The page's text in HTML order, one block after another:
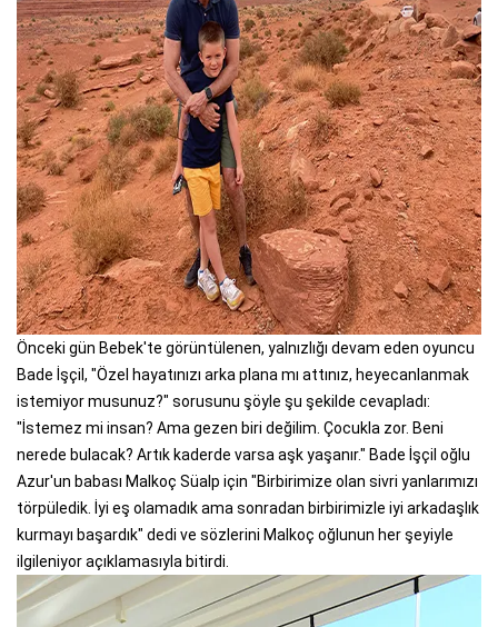
Önceki gün Bebek'te görüntülenen, yalnızlığı devam eden oyuncu
Bade İşçil, "Özel hayatınızı arka plana mı attınız, heyecanlanmak
istemiyor musunuz?" sorusunu şöyle şu şekilde cevapladı:
"İstemez mi insan? Ama gezen biri değilim. Çocukla zor. Beni
nerede bulacak? Artık kaderde varsa aşk yaşanır." Bade İşçil oğlu
Azur'un babası Malkoç Süalp için "Birbirimize olan sivri yanlarımızı
törpüledik. İyi eş olamadık ama sonradan birbirimizle iyi arkadaşlık
kurmayı başardık" dedi ve sözlerini Malkoç oğlunun her şeyiyle
ilgileniyor açıklamasıyla bitirdi.